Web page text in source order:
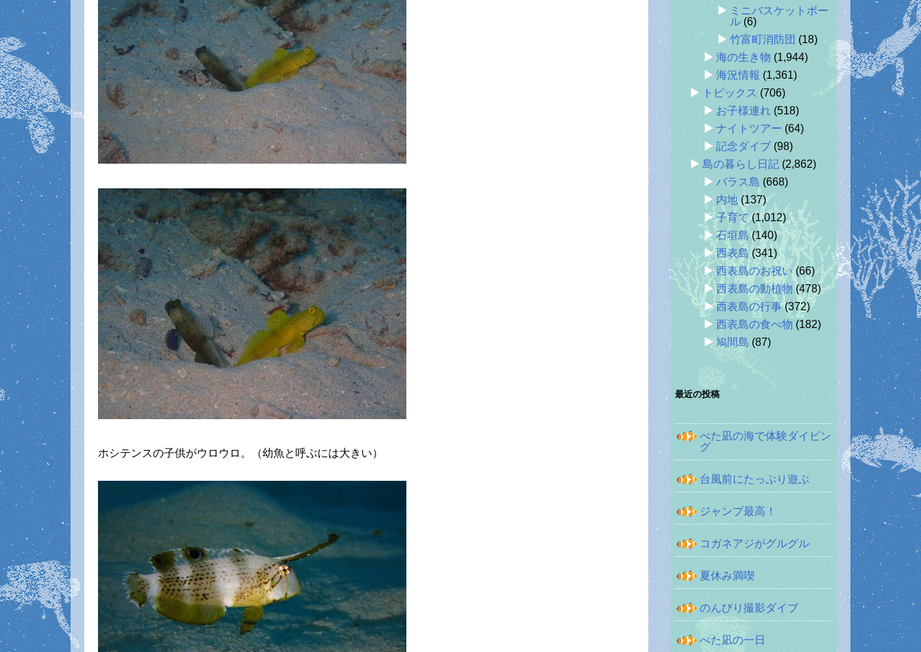
ホシテンスの子供がウロウロ。（幼魚と呼ぶには大きい）
ミニバスケットボー
ル (6)
竹富町消防団 (18)
海の生き物 (1,944)
海況情報 (1,361)
トピックス (706)
お子様連れ (518)
ナイトツアー (64)
記念ダイブ (98)
島の暮らし日記 (2,862)
バラス島 (668)
内地(137)
子育て(1,012)
石垣島(140)
西表島(341)
西表島のお祝い(66)
西表島の動植物(478)
西表島の行事(372)
西表島の食べ物 (182)
鳩間島 (87)
最近の投稿
べた凪の海で体験ダイビン
グ
台風前にたっぷり遊ぶ
ジャンプ最高！
コガネアジがグルグル
夏休み満喫
のんびり撮影ダイブ
べた凪の一日